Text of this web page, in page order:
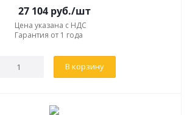
27 104руб./шт
Цена указана с НДС
Гарантия от 1 года
В корзину